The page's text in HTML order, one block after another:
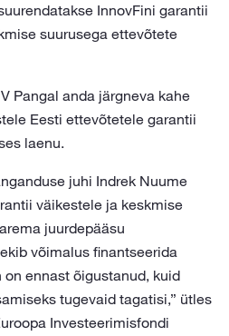
InnovFini garantii
suurusega ettevõtete
Pangal anda järgneva kahe
Eesti ettevõtetele garantii
laenu.
juhi Indrek Nuume
väikestele ja keskmise
juurdepääsu
võimalus finantseerida
ennast õigustanud, kuid
tugevaid tagatisi,” ütles
Investeerimisfondi